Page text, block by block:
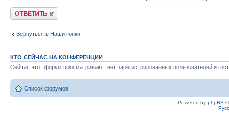
Ответить
Вернуться в Наши гонки
КТО СЕЙЧАС НА КОНФЕРЕНЦИИ
Сейчас этот форум просматривают: нет зарегистрированных пользователей и
Список форумов
Powered by phpBB